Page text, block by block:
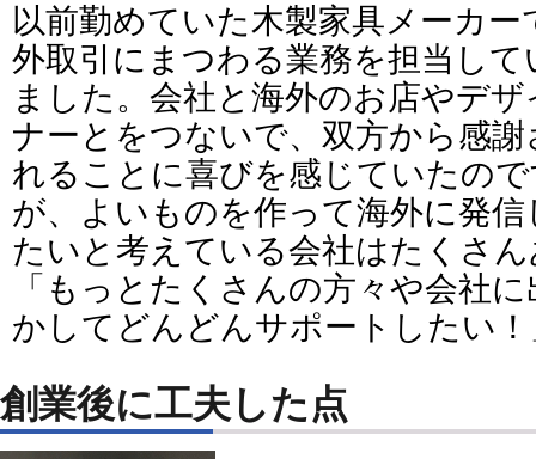
以前勤めていた木製家具メーカー
外取引にまつわる業務を担当して
ました。会社と海外のお店やデザ
ナーとをつないで、双方から感謝
れることに喜びを感じていたの
が、よいものを作って海外に発信
たいと考えている会社はたくさ
「もっとたくさんの方々や会社
かしてどんどんサポートしたい
創業後に工夫した点